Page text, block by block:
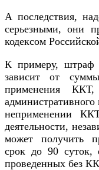
А последствия,
серьезными, они
кодексом
К примеру, штраф
зависит от
применения
неприменении
деятельности,
может получить
срок до 90 суток,
проведенных без